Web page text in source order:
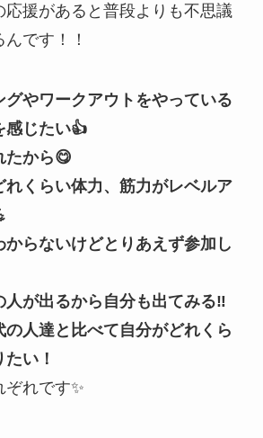
応援があると普段よりも不思議
です！！
グやワークアウトをやっている
感じたい👍
たから😋
れくらい体力、筋力がレベルア
からないけどとりあえず参加し
人が出るから自分も出てみる‼️
の人達と比べて自分がどれくら
い！
れです✨